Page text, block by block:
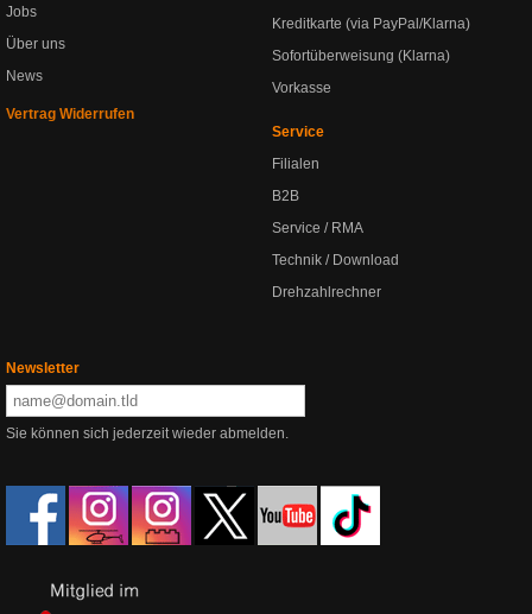
Jobs
Über uns
News
Vertrag Widerrufen
Kreditkarte (via PayPal/Klarna)
Sofortüberweisung (Klarna)
Vorkasse
Service
Filialen
B2B
Service / RMA
Technik / Download
Drehzahlrechner
Newsletter
Sie können sich jederzeit wieder abmelden.